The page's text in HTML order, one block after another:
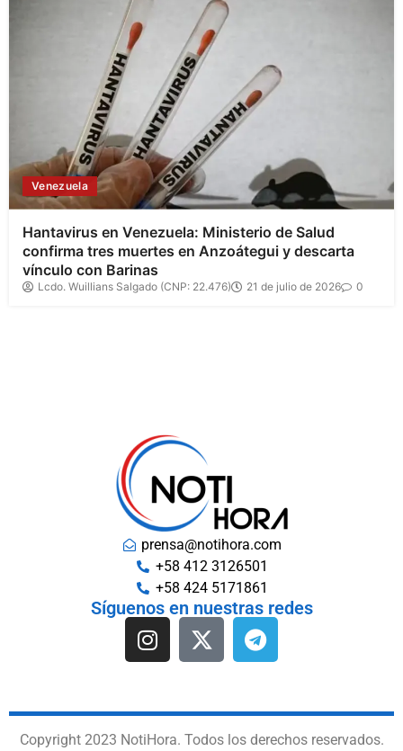
Venezuela
Hantavirus en Venezuela: Ministerio de Salud
confirma tres muertes en Anzoátegui y descarta
vínculo con Barinas
Lcdo. Wuillians Salgado (CNP: 22.476) 21 de julio de 2026 0
prensa@notihora.com
+58 412 3126501
+58 424 5171861
Síguenos en nuestras redes
Copyright 2023 NotiHora. Todos los derechos reservados.